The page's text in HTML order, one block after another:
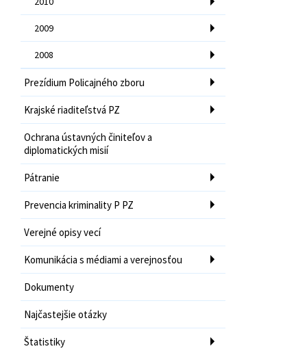
2009
2008
Prezídium Policajného zboru
Krajské riaditeľstvá PZ
Ochrana ústavných činiteľov a
diplomatických misií
Pátranie
Prevencia kriminality P PZ
Verejné opisy vecí
Komunikácia s médiami a verejnosťou
Dokumenty
Najčastejšie otázky
Štatistiky